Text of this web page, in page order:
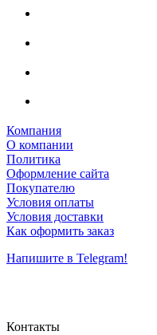
Компания
О компании
Политика
Оформление сайта
Покупателю
Условия оплаты
Условия доставки
Как оформить заказ
Напишите в Telegram!
Контакты